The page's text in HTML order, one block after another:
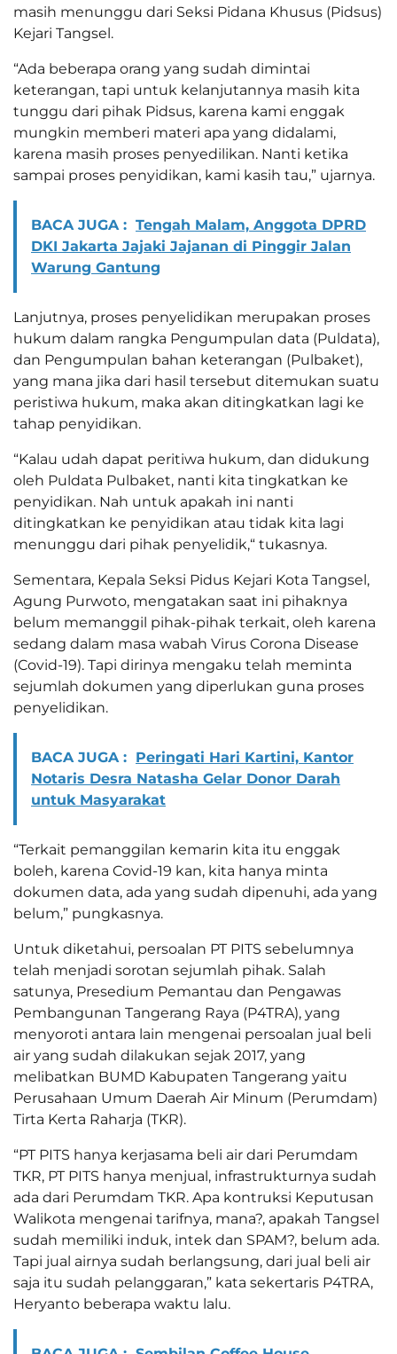
masih menunggu dari Seksi Pidana Khusus (Pidsus)
Kejari Tangsel.
“Ada beberapa orang yang sudah dimintai
keterangan, tapi untuk kelanjutannya masih kita
tunggu dari pihak Pidsus, karena kami enggak
mungkin memberi materi apa yang didalami,
karena masih proses penyedilikan. Nanti ketika
sampai proses penyidikan, kami kasih tau,” ujarnya.
BACA JUGA : Tengah Malam, Anggota DPRD
DKI Jakarta Jajaki Jajanan di Pinggir Jalan
Warung Gantung
Lanjutnya, proses penyelidikan merupakan proses
hukum dalam rangka Pengumpulan data (Puldata),
dan Pengumpulan bahan keterangan (Pulbaket),
yang mana jika dari hasil tersebut ditemukan suatu
peristiwa hukum, maka akan ditingkatkan lagi ke
tahap penyidikan.
“Kalau udah dapat peritiwa hukum, dan didukung
oleh Puldata Pulbaket, nanti kita tingkatkan ke
penyidikan. Nah untuk apakah ini nanti
ditingkatkan ke penyidikan atau tidak kita lagi
menunggu dari pihak penyelidik,“ tukasnya.
Sementara, Kepala Seksi Pidus Kejari Kota Tangsel,
Agung Purwoto, mengatakan saat ini pihaknya
belum memanggil pihak-pihak terkait, oleh karena
sedang dalam masa wabah Virus Corona Disease
(Covid-19). Tapi dirinya mengaku telah meminta
sejumlah dokumen yang diperlukan guna proses
penyelidikan.
BACA JUGA : Peringati Hari Kartini, Kantor
Notaris Desra Natasha Gelar Donor Darah
untuk Masyarakat
“Terkait pemanggilan kemarin kita itu enggak
boleh, karena Covid-19 kan, kita hanya minta
dokumen data, ada yang sudah dipenuhi, ada yang
belum,” pungkasnya.
Untuk diketahui, persoalan PT PITS sebelumnya
telah menjadi sorotan sejumlah pihak. Salah
satunya, Presedium Pemantau dan Pengawas
Pembangunan Tangerang Raya (P4TRA), yang
menyoroti antara lain mengenai persoalan jual beli
air yang sudah dilakukan sejak 2017, yang
melibatkan BUMD Kabupaten Tangerang yaitu
Perusahaan Umum Daerah Air Minum (Perumdam)
Tirta Kerta Raharja (TKR).
“PT PITS hanya kerjasama beli air dari Perumdam
TKR, PT PITS hanya menjual, infrastrukturnya sudah
ada dari Perumdam TKR. Apa kontruksi Keputusan
Walikota mengenai tarifnya, mana?, apakah Tangsel
sudah memiliki induk, intek dan SPAM?, belum ada.
Tapi jual airnya sudah berlangsung, dari jual beli air
saja itu sudah pelanggaran,” kata sekertaris P4TRA,
Heryanto beberapa waktu lalu.